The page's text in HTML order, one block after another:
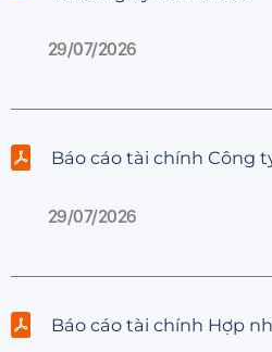
29/07/2026
Báo cáo tài chính Công
29/07/2026
Báo cáo tài chính Hợp